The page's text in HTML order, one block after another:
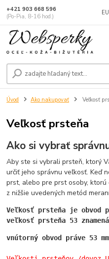
+421 903 668 596
(Po-Pia, 8-16 hod.)
Úvod Ako nakupovať Veľkosť
Veľkosť prsteňa
Ako si vybrať
Aby ste si vybrali prsteň, ktorý
určiť jeho správnu veľkosť. Keď
prst, alebo pre prst osoby,
z nižšie uvedených metód
Veľkosť prsteňa je obvod
veľkosť prsteňa 53
vnútorný obvod práve 53